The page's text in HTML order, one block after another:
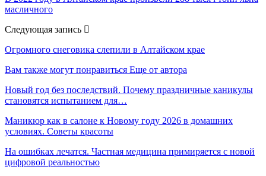
масличного
Следующая запись
Огромного снеговика слепили в Алтайском крае
Вам также могут понравиться Еще от автора
Новый год без последствий. Почему праздничные каникулы
становятся испытанием для…
Маникюр как в салоне к Новому году 2026 в домашних
условиях. Советы красоты
На ошибках лечатся. Частная медицина примиряется с новой
цифровой реальностью